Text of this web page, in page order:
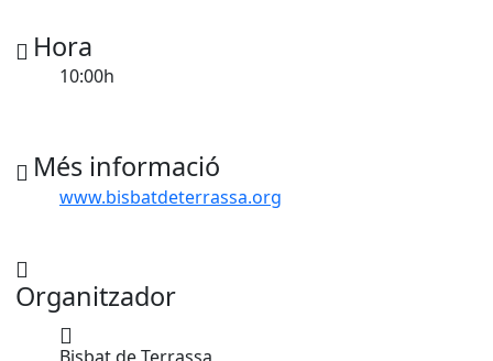
Hora
10:00h
Més informació
www.bisbatdeterrassa.org
Organitzador